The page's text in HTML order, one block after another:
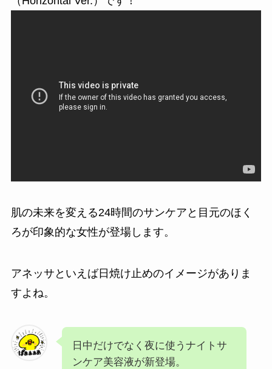
肌の未来を変える24時間のサンケアと目元のほく
ろが印象的な女性が登場します。
アネッサといえば日焼け止めのイメージがありま
すよね。
日中だけでなく夜に使うナイトサ
ンケア美容液が新登場。